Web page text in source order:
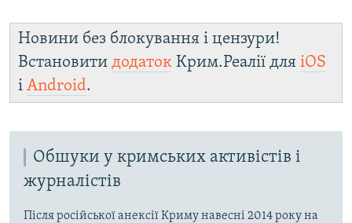
Новини без блокування і цензури!
Встановити додаток Крим.Реалії для iOS
і Android.
Обшуки у кримських активістів і
журналістів
Після російської анексії Криму навесні 2014 року на